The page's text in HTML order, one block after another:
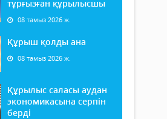
тұрғызған құрылысшы
08 тамыз 2026 ж.
Құрыш қолды ана
08 тамыз 2026 ж.
Құрылыс саласы аудан
экономикасына серпін
берді